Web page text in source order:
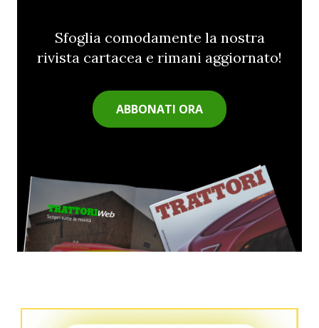
Sfoglia comodamente la nostra
rivista cartacea e rimani aggiornato!
ABBONATI ORA